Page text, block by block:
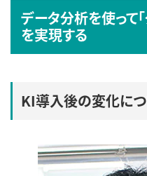
データ分析を使って
を実現する
KI導入後の変化につ